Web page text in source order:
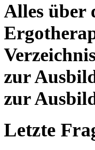
Alles über
zur
zur
Letzte